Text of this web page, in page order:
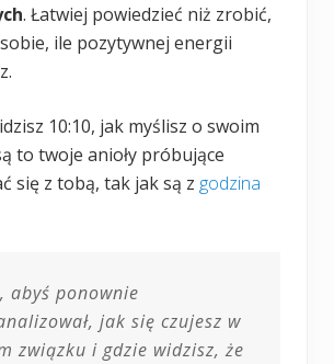
. Łatwiej powiedzieć niż zrobić,
ile pozytywnej energii
10:10, jak myślisz o swoim
to twoje anioły próbujące
się z tobą, tak jak są z godzina
abyś ponownie
jak się czujesz w
związku i gdzie widzisz, że